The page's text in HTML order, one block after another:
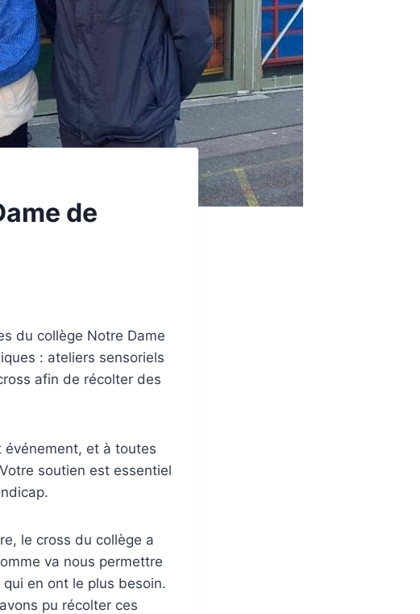
de
du collège Notre Dame
: ateliers sensoriels
afin de récolter des
événement, et à toutes
soutien est essentiel
le cross du collège a
va nous permettre
en ont le plus besoin.
pu récolter ces